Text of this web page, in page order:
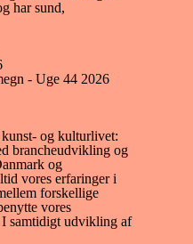
har sund,
- Uge 44 2026
og kulturlivet:
brancheudvikling og
og
vores erfaringer i
forskellige
vores
samtidigt udvikling af